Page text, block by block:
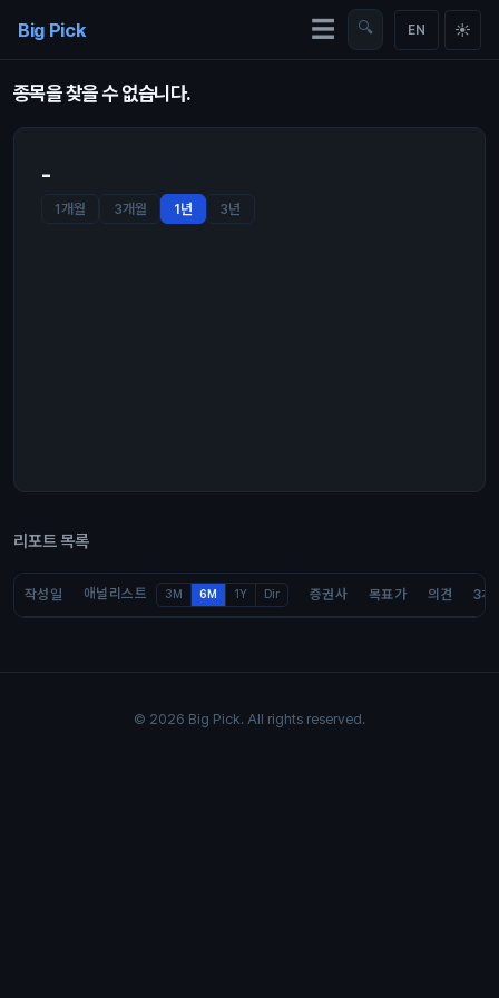
Big Pick ☰ 🔍 EN ☀
종목을 찾을 수 없습니다.
-
1개월 3개월 1년 3년
리포트 목록
작성일 애널리스트 3M 6M 1Y Dir 증권사 목표가 의견 3개
© 2026 Big Pick. All rights reserved.